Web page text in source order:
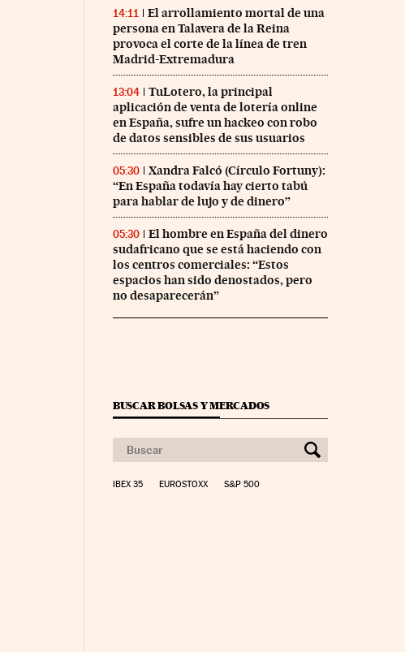
14:11
El arrollamiento mortal de una
persona en Talavera de la Reina
provoca el corte de la línea de tren
Madrid-Extremadura
13:04
TuLotero, la principal
aplicación de venta de lotería online
en España, sufre un hackeo con robo
de datos sensibles de sus usuarios
05:30
Xandra Falcó (Círculo Fortuny):
“En España todavía hay cierto tabú
para hablar de lujo y de dinero”
05:30
El hombre en España del dinero
sudafricano que se está haciendo con
los centros comerciales: “Estos
espacios han sido denostados, pero
no desaparecerán”
BUSCAR BOLSAS Y MERCADOS
IBEX 35 EUROSTOXX S&P 500